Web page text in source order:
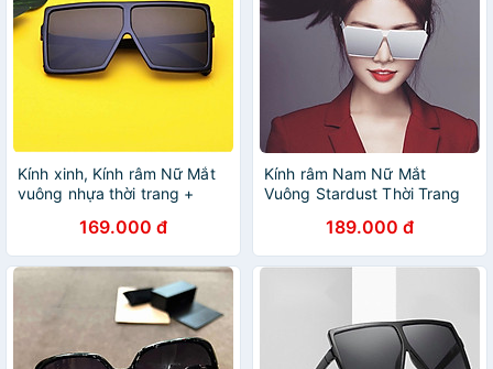
Kính xinh, Kính râm Nữ Mắt
vuông nhựa thời trang +
169.000 đ
Kính râm Nam Nữ Mắt
Vuông Stardust Thời Trang
189.000 đ